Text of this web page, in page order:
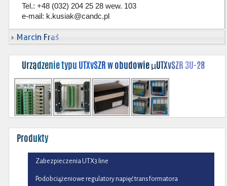
Tel.: +48 (032) 204 25 28 wew. 103
e-mail: k.kusiak@candc.pl
Marcin Fraś
Urządzenie typu UTXvSZR w obudowie µUTXvSZR 3U-28
Produkty
Zabezpieczenia UTX3 line
Podobciążeniowe regulatory napięć transformatora